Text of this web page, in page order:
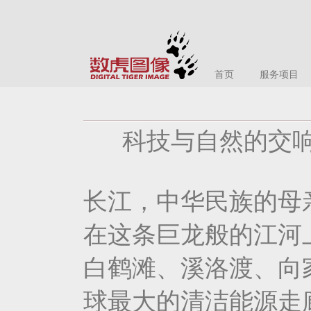
首页 服务项目
科技与自然的交
长江，中华民族的
在这条巨龙般的江
白鹤滩、溪洛渡、
球最大的清洁能源走